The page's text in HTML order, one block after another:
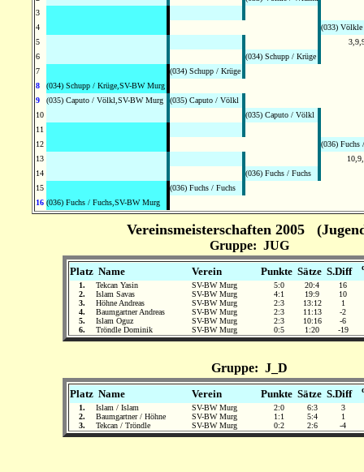
3
4
(033)
5
6
(034) Schupp / Krüge
7
(034) Schupp / Krüge
8
(034) Schupp / Krüge,SV-BW Murg
9
(035) Caputo / Völkl,SV-BW Murg
(035) Caputo / Völkl
10
(035) Caputo / Völkl
11
12
(036) Fuchs
13
14
(036) Fuchs / Fuchs
15
(036) Fuchs / Fuchs
16 (036) Fuchs / Fuchs,SV-BW Murg
Vereinsmeisterschaften 2005
Gruppe: JUG
Platz Name Verein Punkte Sätze S.Diff
1.
Tekcan Yasin SV-BW Murg 5:0 20:4
16
2.
Islam Savas SV-BW Murg 4:1 19:9
10
3.
Höhne Andreas SV-BW Murg 2:3 13:12
1
4.
Baumgartner Andreas SV-BW Murg 2:3 11:13
-2
5.
Islam Oguz SV-BW Murg 2:3 10:16
-6
6.
Tröndle Dominik SV-BW Murg 0:5 1:20 -19
Gruppe: J_D
Platz Name Verein Punkte Sätze S.Diff
1.
Islam / Islam SV-BW Murg 2:0 6:3
3
2.
Baumgartner / Höhne SV-BW Murg 1:1 5:4
1
3.
Tekcan / Tröndle SV-BW Murg 0:2 2:6 -4